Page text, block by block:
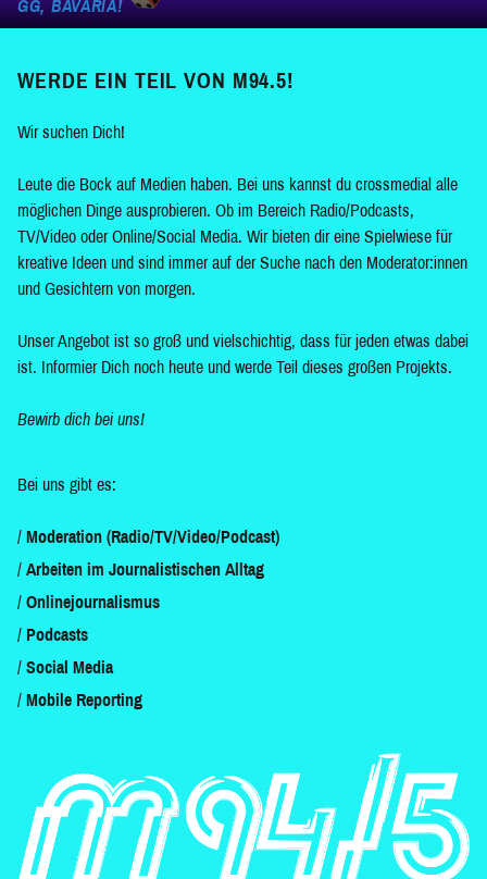
GG, BAVARIA!
WERDE EIN TEIL VON M94.5!
Wir suchen Dich!
Leute die Bock auf Medien haben. Bei uns kannst du crossmedial alle
möglichen Dinge ausprobieren. Ob im Bereich Radio/Podcasts,
TV/Video oder Online/Social Media. Wir bieten dir eine Spielwiese für
kreative Ideen und sind immer auf der Suche nach den Moderator:innen
und Gesichtern von morgen.
Unser Angebot ist so groß und vielschichtig, dass für jeden etwas dabei
ist. Informier Dich noch heute und werde Teil dieses großen Projekts.
Bewirb dich bei uns!
Bei uns gibt es:
Moderation (Radio/TV/Video/Podcast)
Arbeiten im Journalistischen Alltag
Onlinejournalismus
Podcasts
Social Media
Mobile Reporting